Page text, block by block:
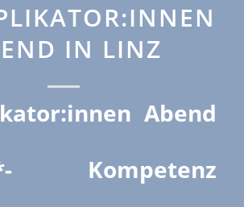
IN LINZ
Abend
Kompetenz